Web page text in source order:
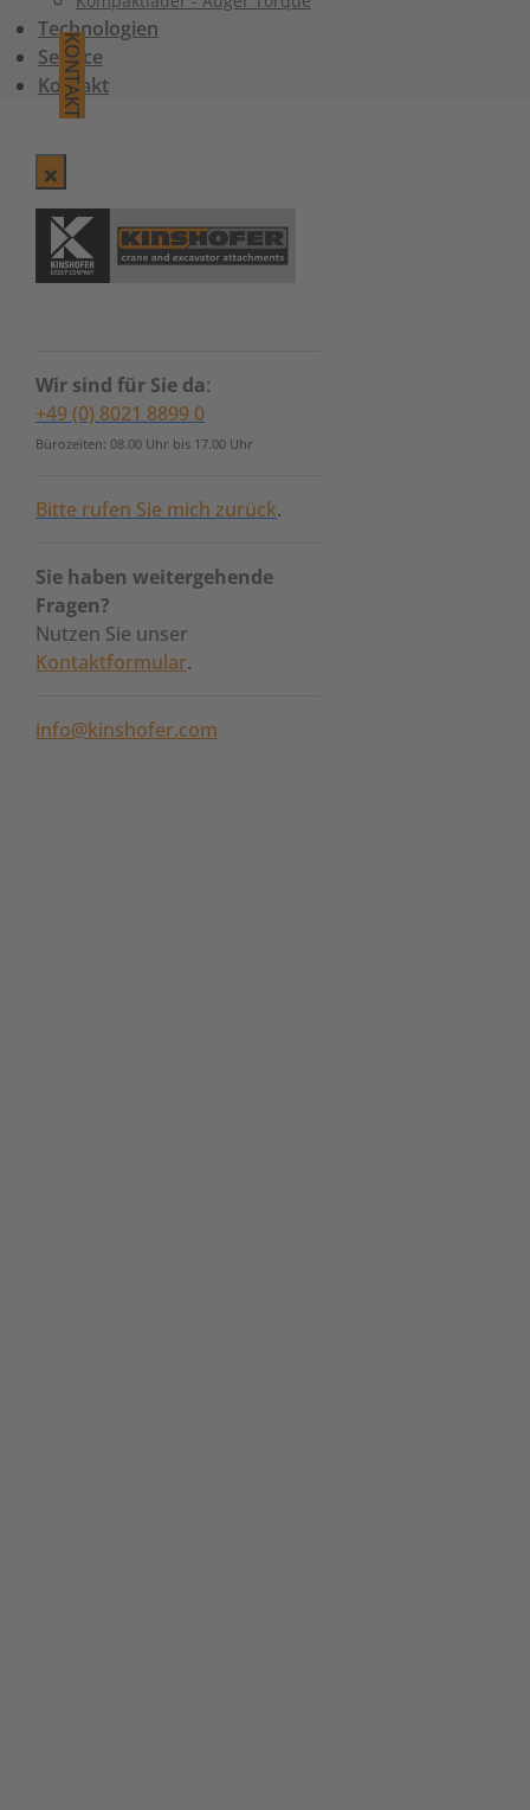
Technologien
Service
Kontakt
KONTAKT
Wir sind für Sie da:
+49 (0) 8021 8899 0
Bürozeiten: 08.00 Uhr bis 17.00 Uhr
Bitte rufen Sie mich zurück.
Sie haben weitergehende
Fragen?
Nutzen Sie unser
Kontaktformular.
info@kinshofer.com